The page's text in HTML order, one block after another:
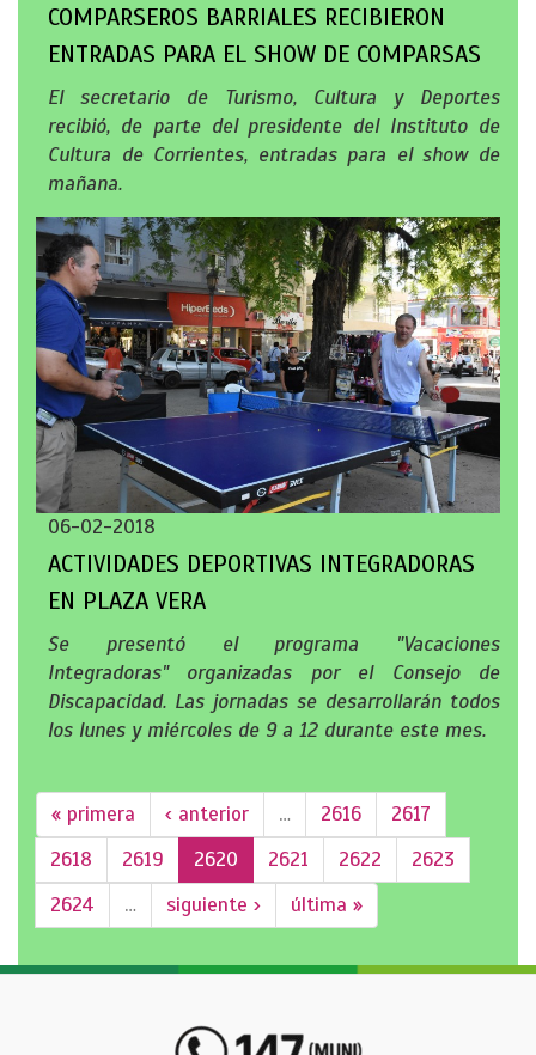
COMPARSEROS BARRIALES RECIBIERON
ENTRADAS PARA EL SHOW DE COMPARSAS
El secretario de Turismo, Cultura y Deportes
recibió, de parte del presidente del Instituto de
Cultura de Corrientes, entradas para el show de
mañana.
06-02-2018
ACTIVIDADES DEPORTIVAS INTEGRADORAS
EN PLAZA VERA
Se presentó el programa "Vacaciones
Integradoras" organizadas por el Consejo de
Discapacidad. Las jornadas se desarrollarán todos
los lunes y miércoles de 9 a 12 durante este mes.
« primera ‹ anterior … 2616
2617
2618
2619 2620 2621 2622
2623
2624
… siguiente › última »